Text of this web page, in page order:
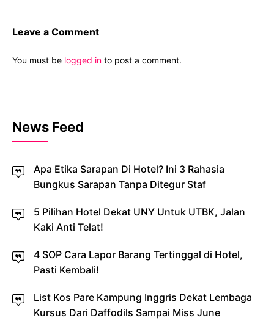
Leave a Comment
You must be logged in to post a comment.
News Feed
Apa Etika Sarapan Di Hotel? Ini 3 Rahasia
Bungkus Sarapan Tanpa Ditegur Staf
5 Pilihan Hotel Dekat UNY Untuk UTBK, Jalan
Kaki Anti Telat!
4 SOP Cara Lapor Barang Tertinggal di Hotel,
Pasti Kembali!
List Kos Pare Kampung Inggris Dekat Lembaga
Kursus Dari Daffodils Sampai Miss June